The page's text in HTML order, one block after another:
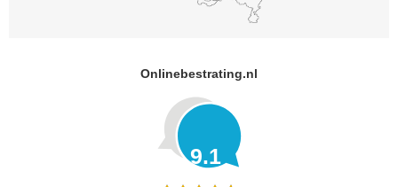
Onlinebestrating.nl
9.1